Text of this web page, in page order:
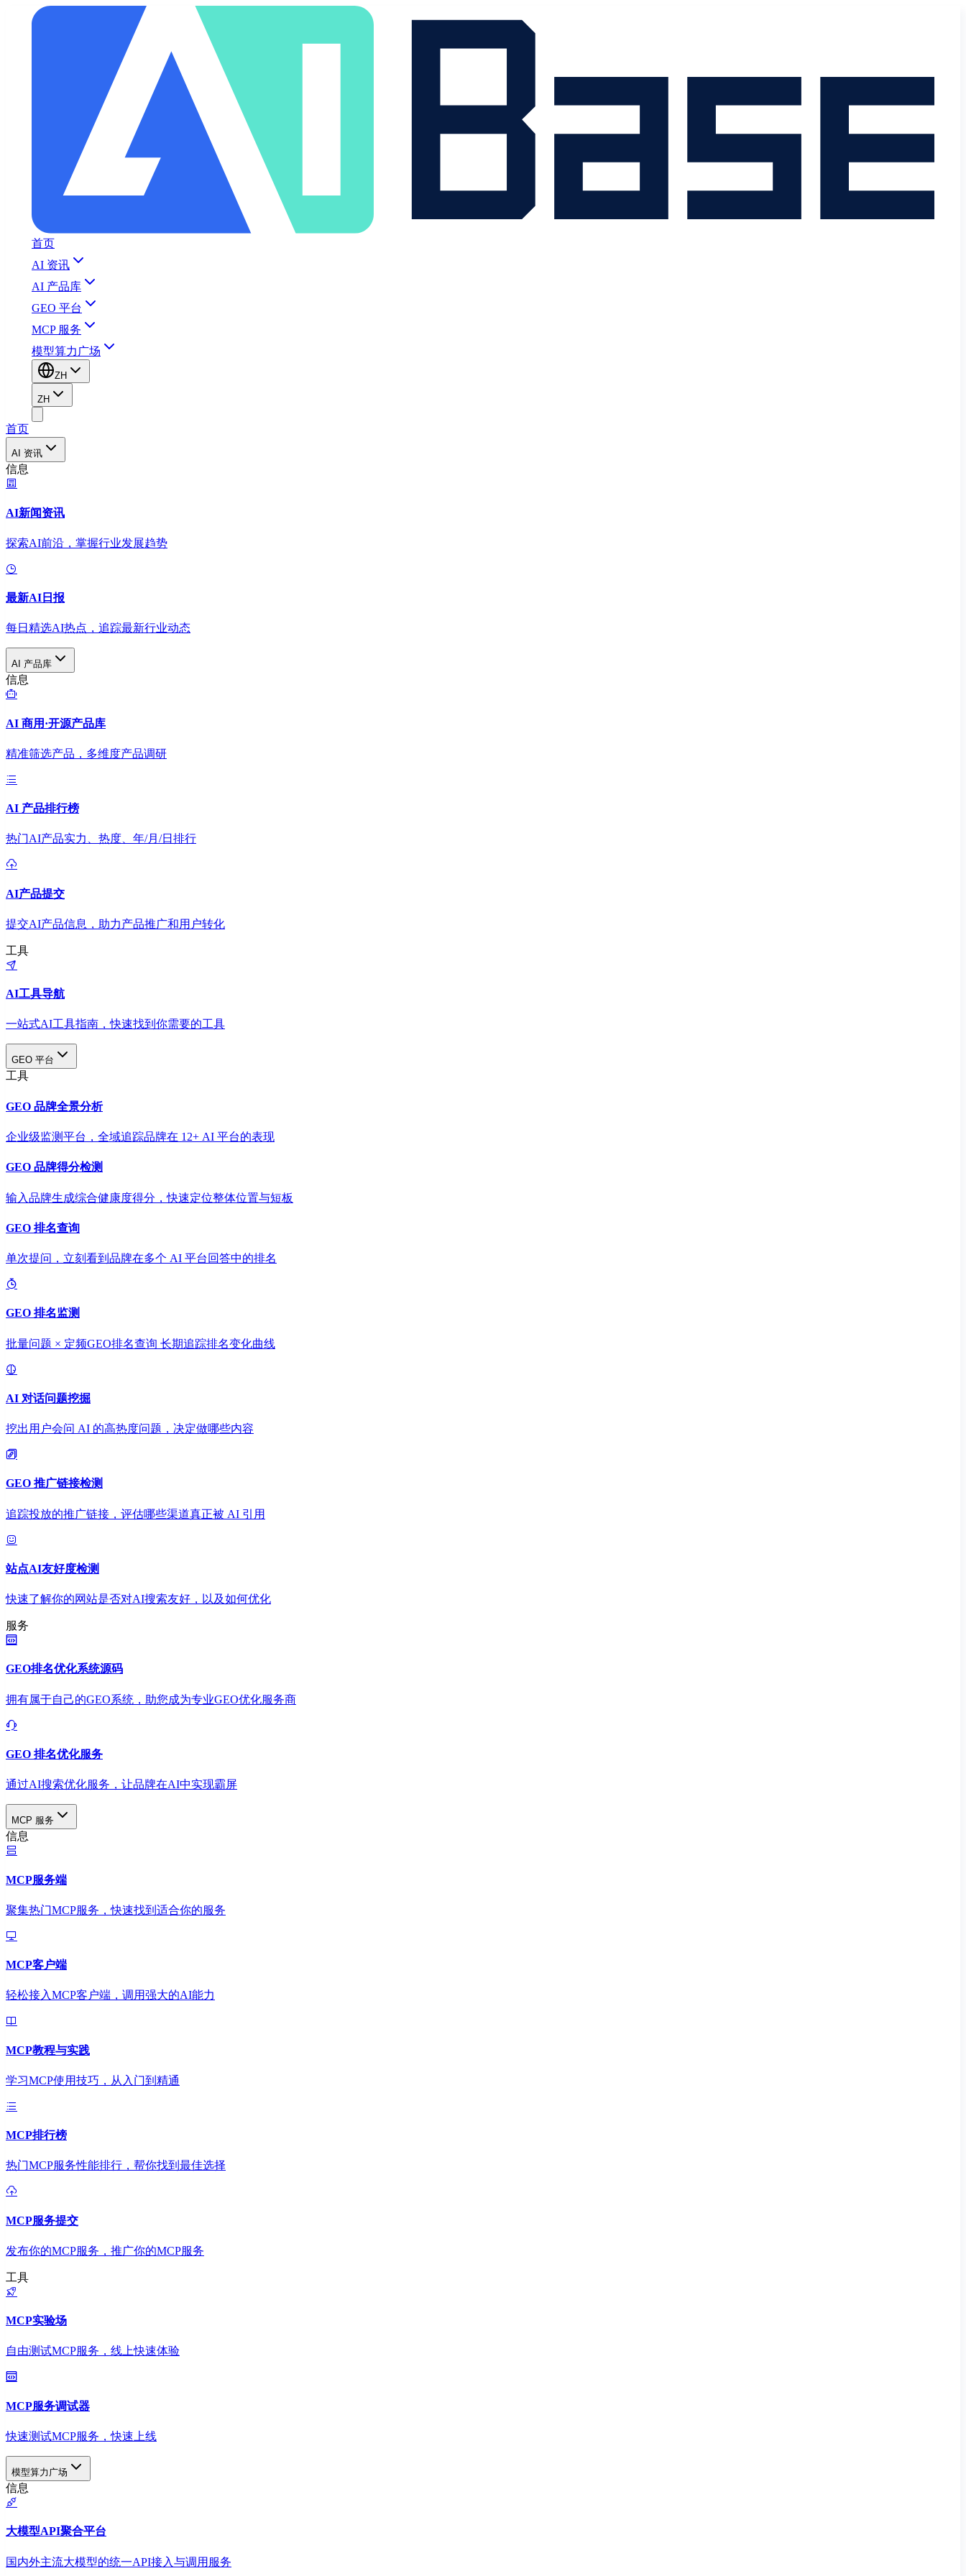
首页
AI 资讯
AI 产品库
GEO 平台
MCP 服务
模型算力广场
ZH
ZH
首页
AI 资讯
信息
AI新闻资讯
探索AI前沿，掌握行业发展趋势
最新AI日报
每日精选AI热点，追踪最新行业动态
AI 产品库
信息
AI 商用·开源产品库
精准筛选产品，多维度产品调研
AI 产品排行榜
热门AI产品实力、热度、年/月/日排行
AI产品提交
提交AI产品信息，助力产品推广和用户转化
工具
AI工具导航
一站式AI工具指南，快速找到你需要的工具
GEO 平台
工具
GEO 品牌全景分析
企业级监测平台，全域追踪品牌在 12+ AI 平台的表现
GEO 品牌得分检测
输入品牌生成综合健康度得分，快速定位整体位置与短板
GEO 排名查询
单次提问，立刻看到品牌在多个 AI 平台回答中的排名
GEO 排名监测
批量问题 × 定频GEO排名查询 长期追踪排名变化曲线
AI 对话问题挖掘
挖出用户会问 AI 的高热度问题，决定做哪些内容
GEO 推广链接检测
追踪投放的推广链接，评估哪些渠道真正被 AI 引用
站点AI友好度检测
快速了解你的网站是否对AI搜索友好，以及如何优化
服务
GEO排名优化系统源码
拥有属于自己的GEO系统，助您成为专业GEO优化服务商
GEO 排名优化服务
通过AI搜索优化服务，让品牌在AI中实现霸屏
MCP 服务
信息
MCP服务端
聚集热门MCP服务，快速找到适合你的服务
MCP客户端
轻松接入MCP客户端，调用强大的AI能力
MCP教程与实践
学习MCP使用技巧，从入门到精通
MCP排行榜
热门MCP服务性能排行，帮你找到最佳选择
MCP服务提交
发布你的MCP服务，推广你的MCP服务
工具
MCP实验场
自由测试MCP服务，线上快速体验
MCP服务调试器
快速测试MCP服务，快速上线
模型算力广场
信息
大模型API聚合平台
国内外主流大模型的统一API接入与调用服务